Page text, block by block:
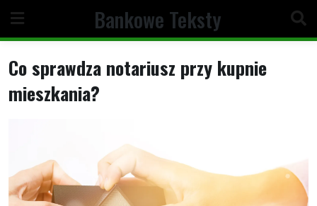
content
Bankowe Teksty
Co sprawdza notariusz przy kupnie
mieszkania?